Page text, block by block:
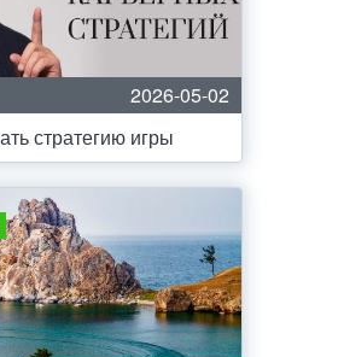
2026-05-02
стратегию игры